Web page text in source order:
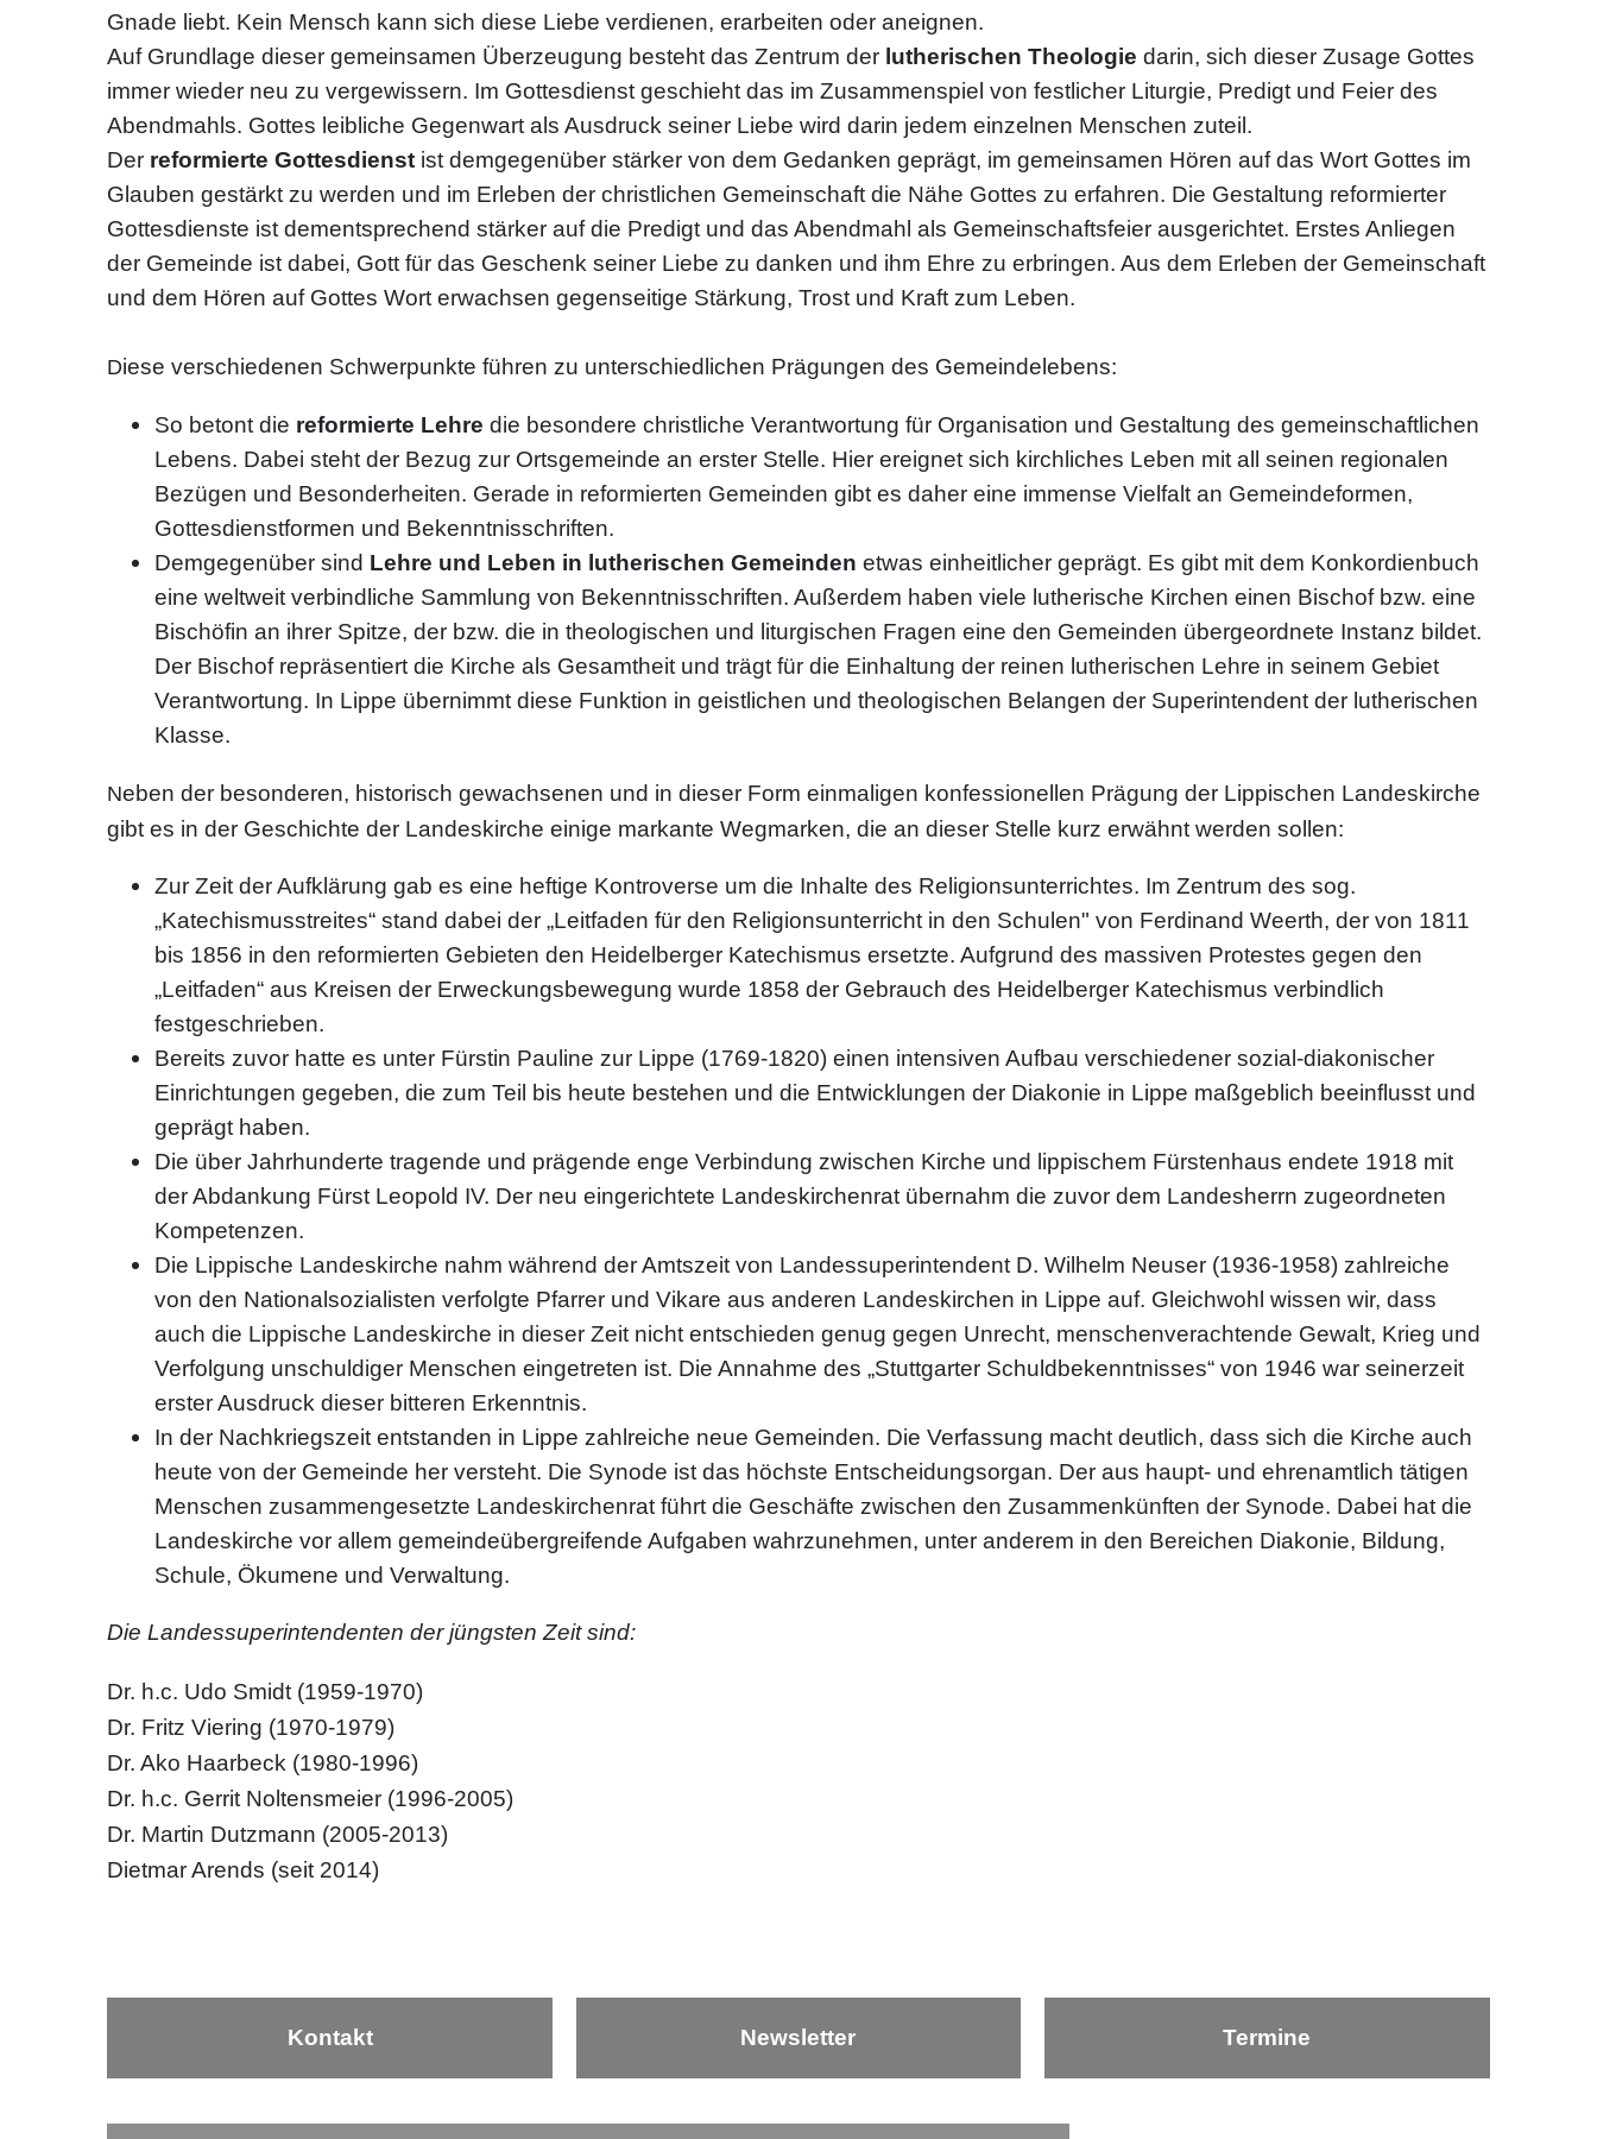
Gnade liebt. Kein Mensch kann sich diese Liebe verdienen, erarbeiten oder aneignen.
Auf Grundlage dieser gemeinsamen Überzeugung besteht das Zentrum der lutherischen Theologie darin, sich dieser Zusage Gottes
immer wieder neu zu vergewissern. Im Gottesdienst geschieht das im Zusammenspiel von festlicher Liturgie, Predigt und Feier des
Abendmahls. Gottes leibliche Gegenwart als Ausdruck seiner Liebe wird darin jedem einzelnen Menschen zuteil.
Der reformierte Gottesdienst ist demgegenüber stärker von dem Gedanken geprägt, im gemeinsamen Hören auf das Wort Gottes im
Glauben gestärkt zu werden und im Erleben der christlichen Gemeinschaft die Nähe Gottes zu erfahren. Die Gestaltung reformierter
Gottesdienste ist dementsprechend stärker auf die Predigt und das Abendmahl als Gemeinschaftsfeier ausgerichtet. Erstes Anliegen
der Gemeinde ist dabei, Gott für das Geschenk seiner Liebe zu danken und ihm Ehre zu erbringen. Aus dem Erleben der Gemeinschaft
und dem Hören auf Gottes Wort erwachsen gegenseitige Stärkung, Trost und Kraft zum Leben.
Diese verschiedenen Schwerpunkte führen zu unterschiedlichen Prägungen des Gemeindelebens:
So betont die reformierte Lehre die besondere christliche Verantwortung für Organisation und Gestaltung des gemeinschaftlichen
Lebens. Dabei steht der Bezug zur Ortsgemeinde an erster Stelle. Hier ereignet sich kirchliches Leben mit all seinen regionalen
Bezügen und Besonderheiten. Gerade in reformierten Gemeinden gibt es daher eine immense Vielfalt an Gemeindeformen,
Gottesdienstformen und Bekenntnisschriften.
Demgegenüber sind Lehre und Leben in lutherischen Gemeinden etwas einheitlicher geprägt. Es gibt mit dem Konkordienbuch
eine weltweit verbindliche Sammlung von Bekenntnisschriften. Außerdem haben viele lutherische Kirchen einen Bischof bzw. eine
Bischöfin an ihrer Spitze, der bzw. die in theologischen und liturgischen Fragen eine den Gemeinden übergeordnete Instanz bildet.
Der Bischof repräsentiert die Kirche als Gesamtheit und trägt für die Einhaltung der reinen lutherischen Lehre in seinem Gebiet
Verantwortung. In Lippe übernimmt diese Funktion in geistlichen und theologischen Belangen der Superintendent der lutherischen
Klasse.
Neben der besonderen, historisch gewachsenen und in dieser Form einmaligen konfessionellen Prägung der Lippischen Landeskirche
gibt es in der Geschichte der Landeskirche einige markante Wegmarken, die an dieser Stelle kurz erwähnt werden sollen:
Zur Zeit der Aufklärung gab es eine heftige Kontroverse um die Inhalte des Religionsunterrichtes. Im Zentrum des sog.
„Katechismusstreites“ stand dabei der „Leitfaden für den Religionsunterricht in den Schulen" von Ferdinand Weerth, der von 1811
bis 1856 in den reformierten Gebieten den Heidelberger Katechismus ersetzte. Aufgrund des massiven Protestes gegen den
„Leitfaden“ aus Kreisen der Erweckungsbewegung wurde 1858 der Gebrauch des Heidelberger Katechismus verbindlich
festgeschrieben.
Bereits zuvor hatte es unter Fürstin Pauline zur Lippe (1769-1820) einen intensiven Aufbau verschiedener sozial-diakonischer
Einrichtungen gegeben, die zum Teil bis heute bestehen und die Entwicklungen der Diakonie in Lippe maßgeblich beeinflusst und
geprägt haben.
Die über Jahrhunderte tragende und prägende enge Verbindung zwischen Kirche und lippischem Fürstenhaus endete 1918 mit
der Abdankung Fürst Leopold IV. Der neu eingerichtete Landeskirchenrat übernahm die zuvor dem Landesherrn zugeordneten
Kompetenzen.
Die Lippische Landeskirche nahm während der Amtszeit von Landessuperintendent D. Wilhelm Neuser (1936-1958) zahlreiche
von den Nationalsozialisten verfolgte Pfarrer und Vikare aus anderen Landeskirchen in Lippe auf. Gleichwohl wissen wir, dass
auch die Lippische Landeskirche in dieser Zeit nicht entschieden genug gegen Unrecht, menschenverachtende Gewalt, Krieg und
Verfolgung unschuldiger Menschen eingetreten ist. Die Annahme des „Stuttgarter Schuldbekenntnisses“ von 1946 war seinerzeit
erster Ausdruck dieser bitteren Erkenntnis.
In der Nachkriegszeit entstanden in Lippe zahlreiche neue Gemeinden. Die Verfassung macht deutlich, dass sich die Kirche auch
heute von der Gemeinde her versteht. Die Synode ist das höchste Entscheidungsorgan. Der aus haupt- und ehrenamtlich tätigen
Menschen zusammengesetzte Landeskirchenrat führt die Geschäfte zwischen den Zusammenkünften der Synode. Dabei hat die
Landeskirche vor allem gemeindeübergreifende Aufgaben wahrzunehmen, unter anderem in den Bereichen Diakonie, Bildung,
Schule, Ökumene und Verwaltung.
Die Landessuperintendenten der jüngsten Zeit sind:
Dr. h.c. Udo Smidt (1959-1970)
Dr. Fritz Viering (1970-1979)
Dr. Ako Haarbeck (1980-1996)
Dr. h.c. Gerrit Noltensmeier (1996-2005)
Dr. Martin Dutzmann (2005-2013)
Dietmar Arends (seit 2014)
Kontakt Newsletter Termine